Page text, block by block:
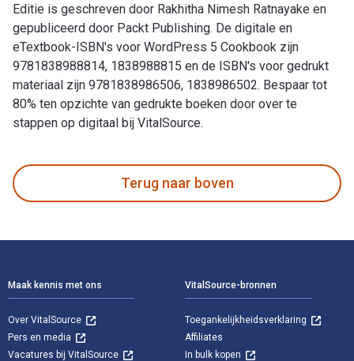
Editie is geschreven door Rakhitha Nimesh Ratnayake en
gepubliceerd door Packt Publishing. De digitale en
eTextbook-ISBN's voor WordPress 5 Cookbook zijn
9781838988814, 1838988815 en de ISBN's voor gedrukt
materiaal zijn 9781838986506, 1838986502. Bespaar tot
80% ten opzichte van gedrukte boeken door over te
stappen op digitaal bij VitalSource.
Terug naar boven
Maak kennis met ons
Over VitalSource
Pers en media
Vacatures bij VitalSource
VitalSource-bronnen
Toegankelijkheidsverklaring
Affiliates
In bulk kopen